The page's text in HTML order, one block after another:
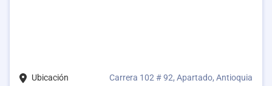
Ubicación Carrera 102 # 92, Apartado, Antioquia